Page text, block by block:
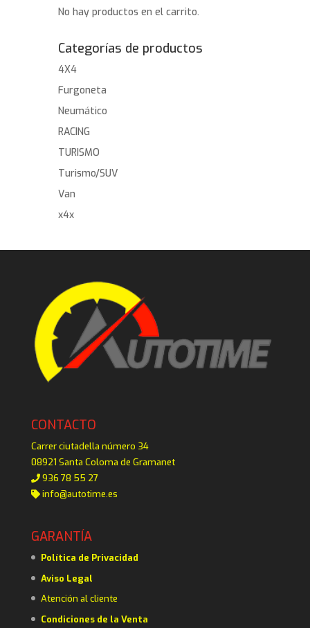
No hay productos en el carrito.
Categorías de productos
4X4
Furgoneta
Neumático
RACING
TURISMO
Turismo/SUV
Van
x4x
CONTACTO
Carrer ciutadella número 34
08921 Santa Coloma de Gramanet
936 78 55 27
info@autotime.es
GARANTÍA
Política de Privacidad
Aviso Legal
Atención al cliente
Condiciones de la Venta